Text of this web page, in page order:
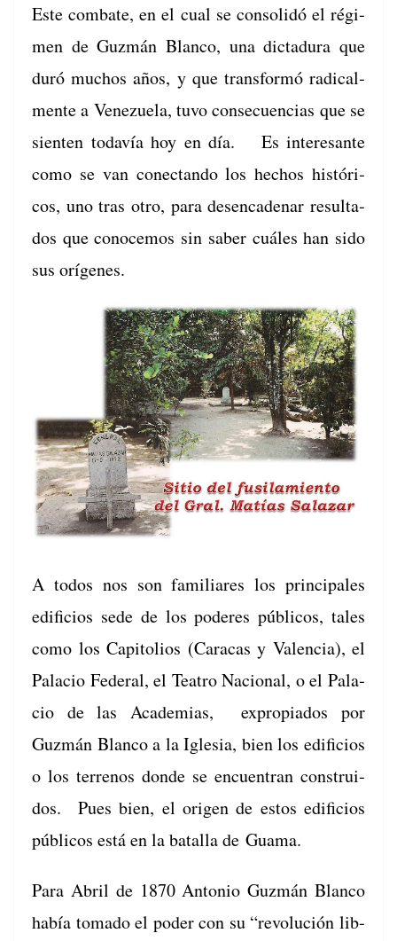
Este com­bate, en el cual se con­solidó el rég­i­
men de Guzmán Blan­co, una dic­tadu­ra que
duró muchos años, y que trans­for­mó rad­i­cal­
mente a Venezuela, tuvo con­se­cuen­cias que se
sien­ten todavía hoy en día. Es intere­sante
como se van conectan­do los hechos históri­
cos, uno tras otro, para des­en­ca­denar resul­ta­
dos que cono­ce­mos sin saber cuáles han sido
sus orígenes.
A todos nos son famil­iares los prin­ci­pales
edi­fi­cios sede de los poderes públi­cos, tales
como los Capi­to­lios (Cara­cas y Valen­cia), el
Pala­cio Fed­er­al, el Teatro Nacional, o el Pala­
cio de las Acad­e­mias, expropi­a­dos por
Guzmán Blan­co a la Igle­sia, bien los edi­fi­cios
o los ter­renos donde se encuen­tran con­stru­i­
dos. Pues bien, el ori­gen de estos edi­fi­cios
públi­cos está en la batal­la de Guama.
Para Abril de 1870 Anto­nio Guzmán Blan­co
había toma­do el poder con su “rev­olu­ción lib­